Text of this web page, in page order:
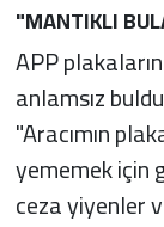
"MANTIKLI
APP
anlamsız
"Aracımın
yememek için
ceza yiyenler